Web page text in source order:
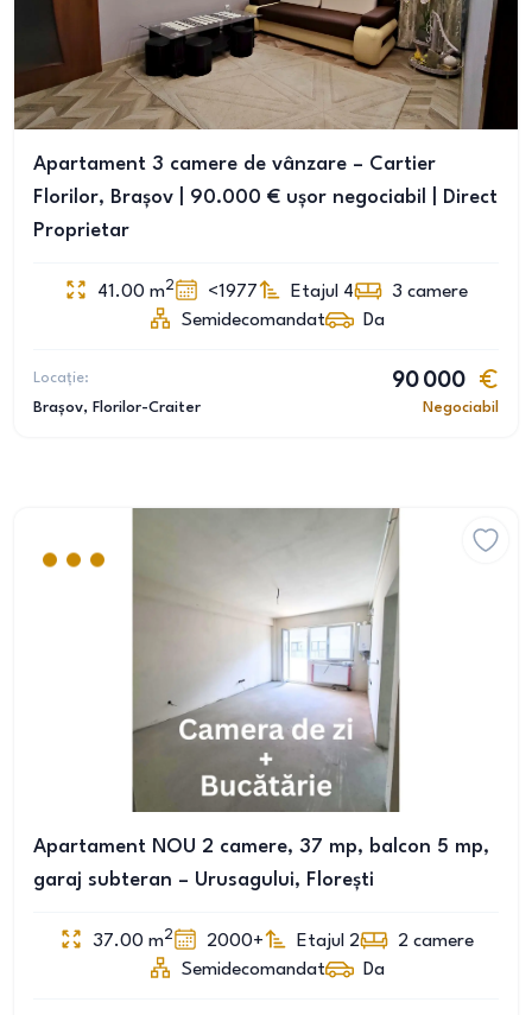
Apartament 3 camere de vânzare – Cartier
Florilor, Brașov | 90.000 € ușor negociabil | Direct
Proprietar
41.00 m2 <1977 Etajul 4 3 camere
Semidecomandat
Da
Locație:
Brașov, Florilor-Craiter
90 000
Negociabil
Apartament NOU 2 camere, 37 mp, balcon 5 mp,
garaj subteran – Urusagului, Florești
37.00 m2 2000+ Etajul 2 2 camere
Semidecomandat
Da